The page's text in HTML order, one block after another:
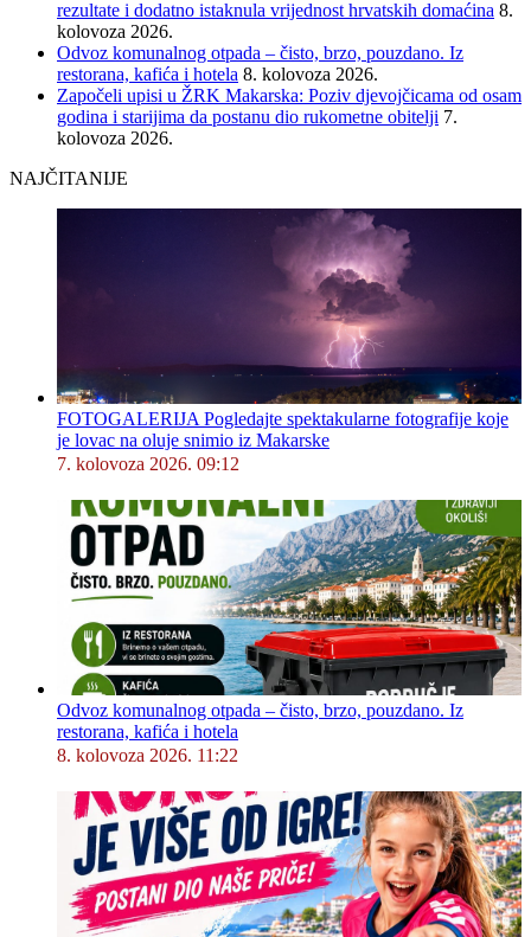
rezultate i dodatno istaknula vrijednost hrvatskih domaćina 8.
kolovoza 2026.
Odvoz komunalnog otpada – čisto, brzo, pouzdano. Iz
restorana, kafića i hotela 8. kolovoza 2026.
Započeli upisi u ŽRK Makarska: Poziv djevojčicama od osam
godina i starijima da postanu dio rukometne obitelji 7.
kolovoza 2026.
NAJČITANIJE
FOTOGALERIJA Pogledajte spektakularne fotografije koje
je lovac na oluje snimio iz Makarske
7. kolovoza 2026. 09:12
Odvoz komunalnog otpada – čisto, brzo, pouzdano. Iz
restorana, kafića i hotela
8. kolovoza 2026. 11:22